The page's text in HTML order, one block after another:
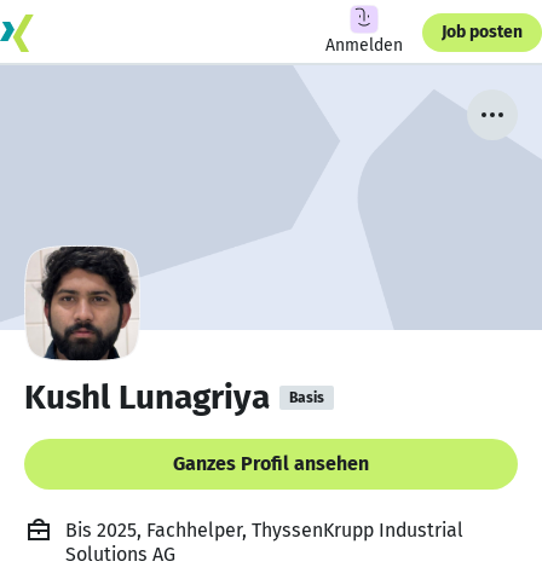
Anmelden
Job posten
Kushl Lunagriya Basis
Ganzes Profil ansehen
Bis 2025, Fachhelper, ThyssenKrupp Industrial
Solutions AG